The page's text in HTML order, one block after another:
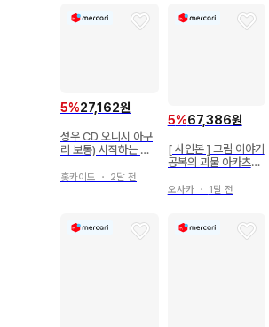
5%27,162원
성우 CD 오니시 아구
리 보통) 시작하는 웰
홋카이도 ・ 2달 전
5%67,386원
[ 사인본 ] 그림 이야기
공복의 괴물 아카츠키
오사카・ 1달 전